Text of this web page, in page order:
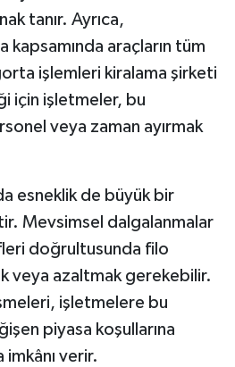
tanır. Ayrıca,
kapsamında araçların tüm
işlemleri kiralama şirketi
için işletmeler, bu
veya zaman ayırmak
esneklik de büyük bir
Mevsimsel dalgalanmalar
doğrultusunda filo
veya azaltmak gerekebilir.
işletmelere bu
piyasa koşullarına
imkânı verir.